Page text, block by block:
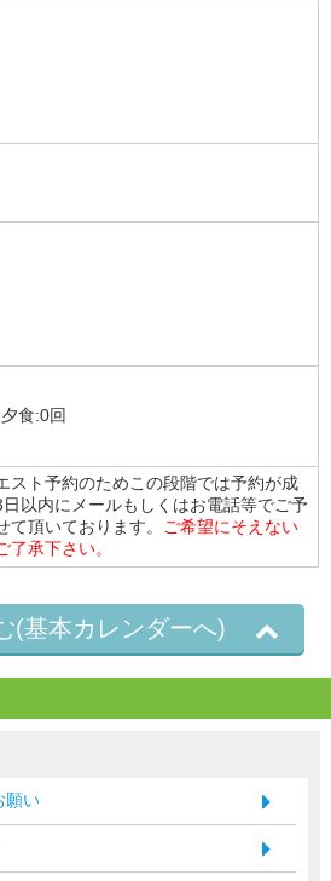
食:0回
スト予約のためこの段階では予約が成
以内にメールもしくはお電話等でご予
頂いております。
ご希望にそえない
承下さい。
(基本カレンダーへ)
願い